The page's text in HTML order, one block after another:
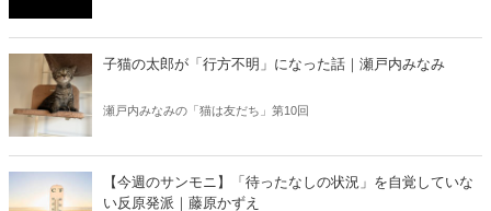
信じるか信じないかは、あなた次第！ 芸能ニュース
子猫の太郎が「行方不明」になった話｜瀬戸内みなみ
瀬戸内みなみの「猫は友だち」第10回
【今週のサンモニ】「待ったなしの状況」を自覚していな
い反原発派｜藤原かずえ